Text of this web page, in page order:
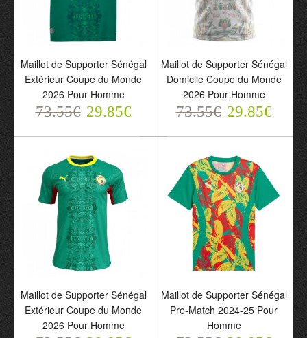
73.55€ 73.55€ 29.85€
Maillot de Supporter
Sénégal Extérieur Coupe
du Monde 2026 Pour
Homme
73.55€ 29.85€
Maillot de Supporter
Sénégal Domicile Coupe
du Monde 2026 Pour
Homme
73.55€ 29.85€
Maillot de Supporter Sénégal
Extérieur Coupe du Monde
2026 Pour Homme
73.55€ 29.85€
Maillot de Supporter Sénégal
Domicile Coupe du Monde
2026 Pour Homme
73.55€ 29.85€
Maillot de Supporter Sénégal
Extérieur Coupe du Monde
2026 Pour Homme
Maillot de Supporter Sénégal
Pre-Match 2024-25 Pour
Homme